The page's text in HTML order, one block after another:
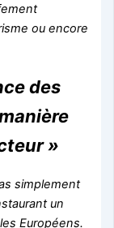
ou encore
des
»
simplement
un
Européens.